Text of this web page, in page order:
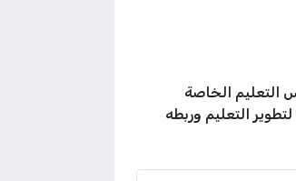
التعليم الخاصة
التعليم وربطه